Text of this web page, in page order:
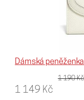
Dámská
1 149 Kč
1 190 Kč